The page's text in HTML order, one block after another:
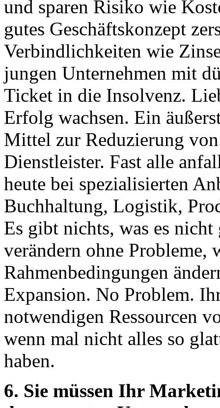
und sparen Risiko wie
gutes Geschäftskonzept
Verbindlichkeiten wie
jungen Unternehmen mit
Ticket in die Insolvenz.
Erfolg wachsen. Ein
Mittel zur Reduzierung
Dienstleister. Fast alle
heute bei spezialisierten
Buchhaltung, Logistik,
Es gibt nichts, was es
verändern ohne Probleme,
Rahmenbedingungen
Expansion. No Problem.
notwendigen Ressourcen
wenn mal nicht alles so
haben.
6. Sie müssen Ihr